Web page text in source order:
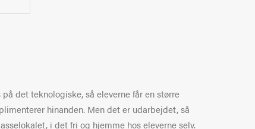
det teknologiske, så eleverne får en større
hinanden. Men det er udarbejdet, så
i det fri og hjemme hos eleverne selv.